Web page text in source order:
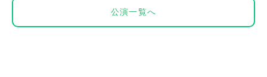
公演一覧へ